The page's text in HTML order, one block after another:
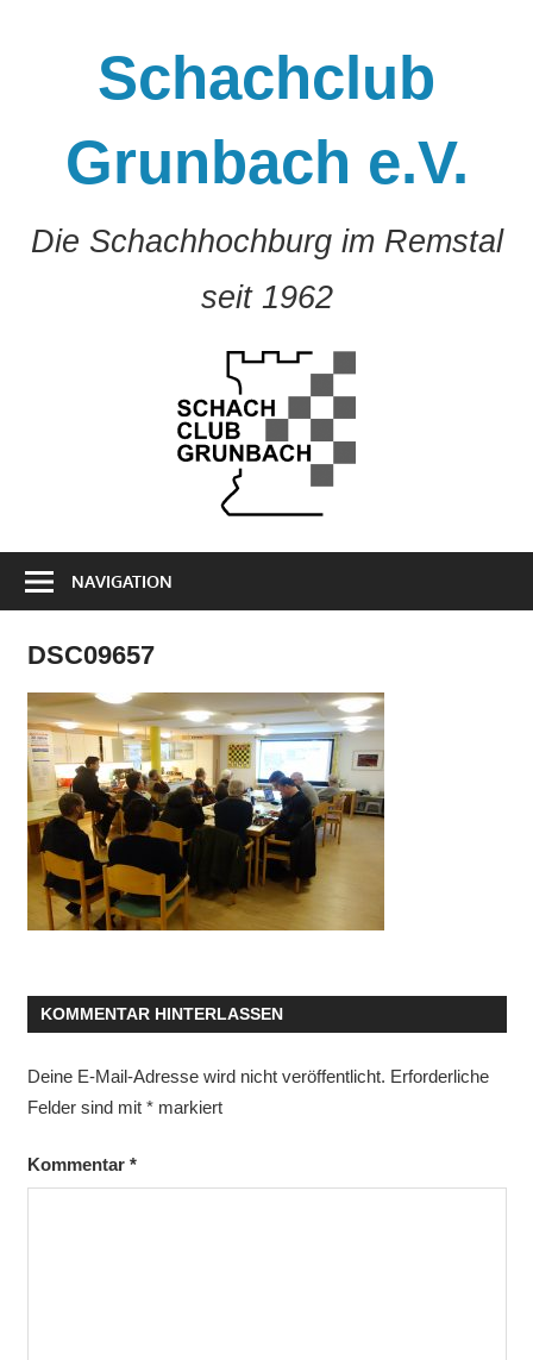
Schachclub
Grunbach e.V.
Die Schachhochburg im Remstal
seit 1962
NAVIGATION
DSC09657
KOMMENTAR HINTERLASSEN
Deine E-Mail-Adresse wird nicht veröffentlicht. Erforderliche
Felder sind mit *markiert
Kommentar *